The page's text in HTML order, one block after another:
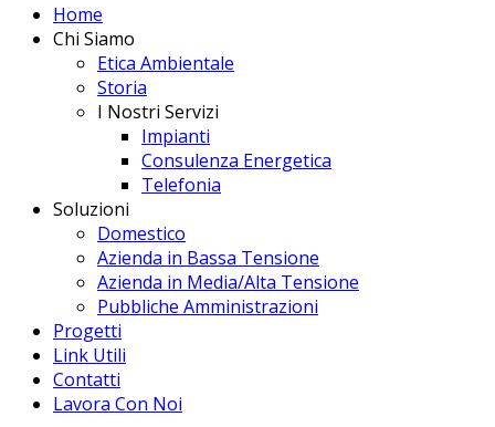
Home
Chi Siamo
Etica Ambientale
Storia
I Nostri Servizi
Impianti
Consulenza Energetica
Telefonia
Soluzioni
Domestico
Azienda in Bassa Tensione
Azienda in Media/Alta Tensione
Pubbliche Amministrazioni
Progetti
Link Utili
Contatti
Lavora Con Noi